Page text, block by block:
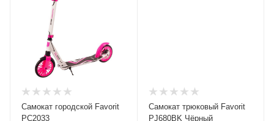
Самокат городской Favorit
PC2033
Самокат трюковый Favorit
PJ680BK Чёрный